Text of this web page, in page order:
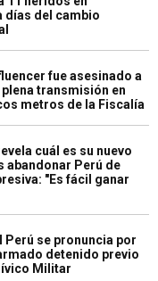
días del cambio
fue asesinado a
plena transmisión en
metros de la Fiscalía
cuál es su nuevo
abandonar Perú de
"Es fácil ganar
Perú se pronuncia por
detenido previo
Militar